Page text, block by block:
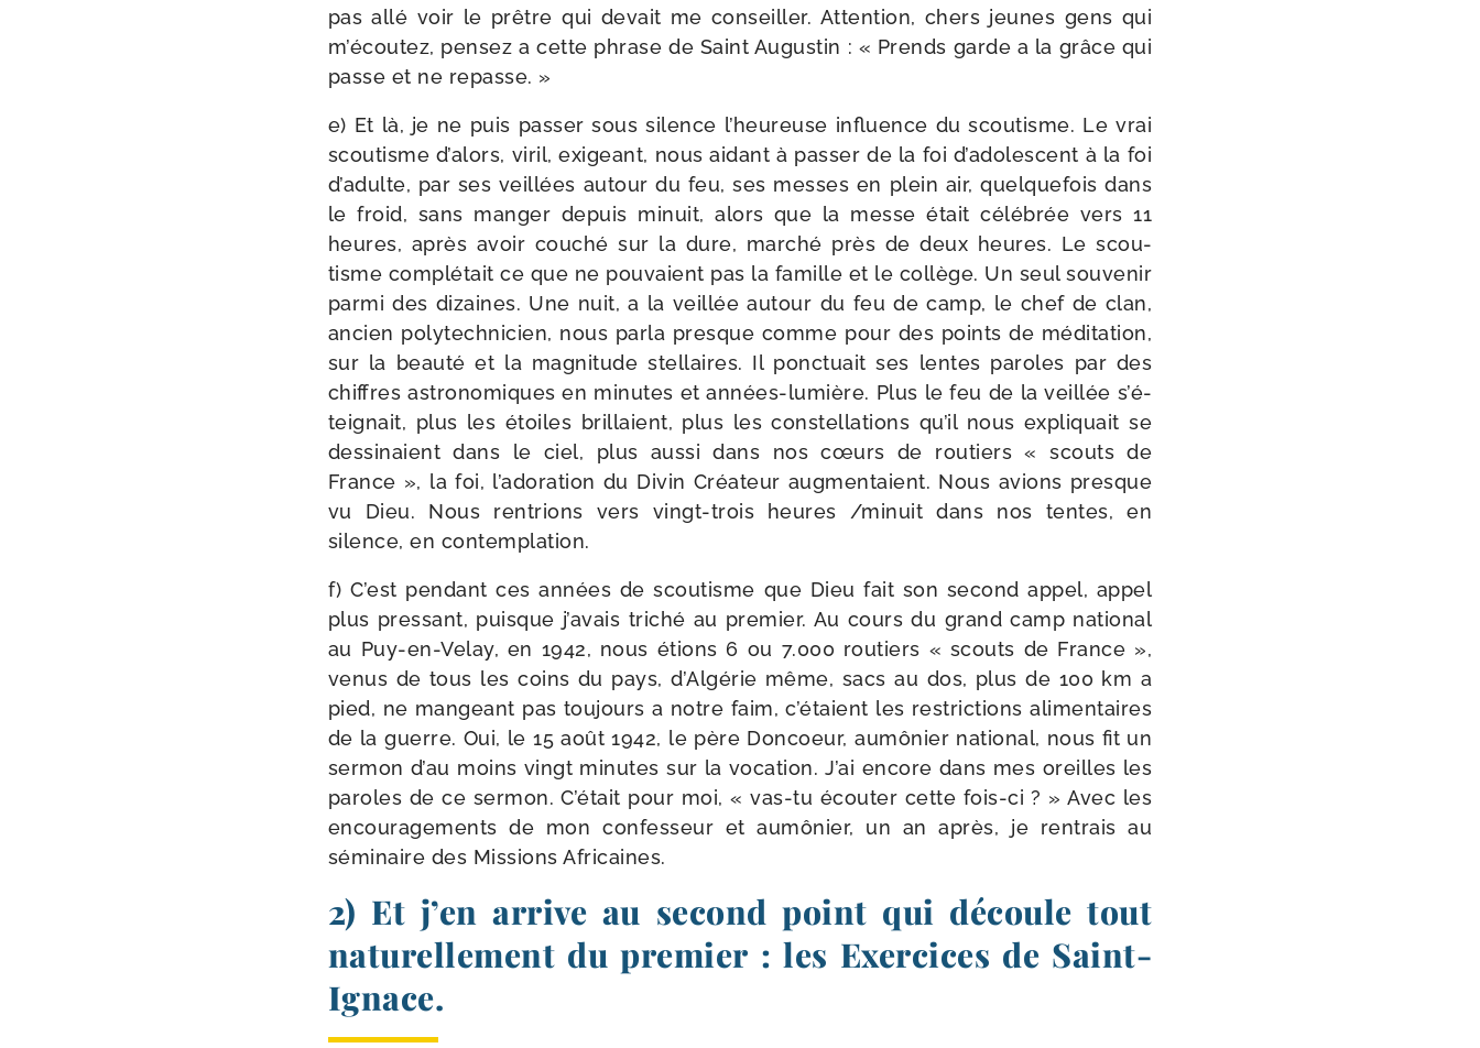
pas allé voir le prêtre qui devait me conseiller. Attention, chers jeunes gens qui
m’é­cou­tez, pen­sez a cette phrase de Saint Augustin : « Prends garde a la grâce qui
passe et ne repasse. »
e) Et là, je ne puis pas­ser sous silence l’heu­reuse influence du scou­tisme. Le vrai
scou­tisme d’a­lors, viril, exi­geant, nous aidant à pas­ser de la foi d’a­do­les­cent à la foi
d’a­dulte, par ses veillées autour du feu, ses messes en plein air, quel­que­fois dans
le froid, sans man­ger depuis minuit, alors que la messe était célé­brée vers 11
heures, après avoir cou­ché sur la dure, mar­ché près de deux heures. Le scou­
tisme com­plé­tait ce que ne pou­vaient pas la famille et le col­lège. Un seul sou­ve­nir
par­mi des dizaines. Une nuit, a la veillée autour du feu de camp, le chef de clan,
ancien poly­tech­ni­cien, nous par­la presque comme pour des points de médi­ta­tion,
sur la beau­té et la magni­tude stel­laires. Il ponc­tuait ses lentes paroles par des
chiffres astro­no­miques en minutes et années-​lumière. Plus le feu de la veillée s’é­
tei­gnait, plus les étoiles brillaient, plus les constel­la­tions qu’il nous expli­quait se
des­si­naient dans le ciel, plus aus­si dans nos cœurs de rou­tiers « scouts de
France », la foi, l’a­do­ra­tion du Divin Créateur aug­men­taient. Nous avions presque
vu Dieu. Nous ren­trions vers vingt-​trois heures /​minuit dans nos tentes, en
silence, en contemplation.
f) C’est pen­dant ces années de scou­tisme que Dieu fait son second appel, appel
plus pres­sant, puisque j’a­vais tri­ché au pre­mier. Au cours du grand camp natio­nal
au Puy-​en-​Velay, en 1942, nous étions 6 ou 7.000 rou­tiers « scouts de France »,
venus de tous les coins du pays, d’Algérie même, sacs au dos, plus de 100 km a
pied, ne man­geant pas tou­jours a notre faim, c’é­taient les res­tric­tions ali­men­taires
de la guerre. Oui, le 15 août 1942, le père Doncoeur, aumô­nier natio­nal, nous fit un
ser­mon d’au moins vingt minutes sur la voca­tion. J’ai encore dans mes oreilles les
paroles de ce ser­mon. C’était pour moi, « vas-​tu écou­ter cette fois-​ci ? » Avec les
encou­ra­ge­ments de mon confes­seur et aumô­nier, un an après, je ren­trais au
sémi­naire des Missions Africaines.
2) Et j’en arrive au second point qui découle tout
naturellement du premier : les Exercices de Saint-
Ignace.